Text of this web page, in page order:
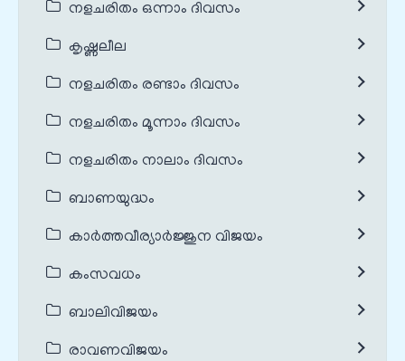
നളചരിതം ഒന്നാം ദിവസം
കൃഷ്ണലീല
നളചരിതം രണ്ടാം ദിവസം
നളചരിതം മൂന്നാം ദിവസം
നളചരിതം നാലാം ദിവസം
ബാണയുദ്ധം
കാർത്തവീര്യാർജ്ജുന വിജയം
കംസവധം
ബാലിവിജയം
രാവണവിജയം